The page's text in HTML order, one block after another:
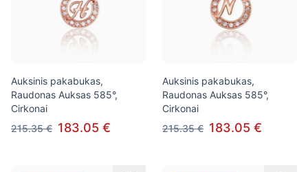
Auksinis pakabukas,
Raudonas Auksas 585°,
Cirkonai
215.35 € 183.05 €
Auksinis pakabukas,
Raudonas Auksas 585°,
Cirkonai
215.35 € 183.05 €